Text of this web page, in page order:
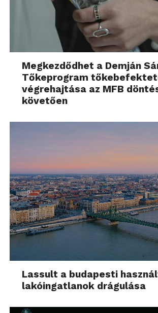
Megkezdődhet a Demján
Tőkeprogram
végrehajtása az MFB
követően
Lassult a budapesti
lakóingatlanok drágulása